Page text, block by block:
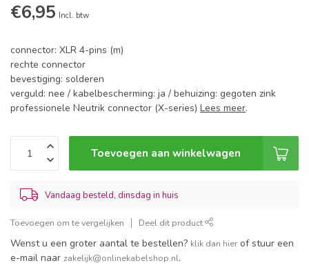
€6,95 Incl. btw
connector: XLR 4-pins (m)
rechte connector
bevestiging: solderen
verguld: nee / kabelbescherming: ja / behuizing: gegoten zink
professionele Neutrik connector (X-series) Lees meer.
Toevoegen aan winkelwagen
Vandaag besteld, dinsdag in huis
Toevoegen om te vergelijken Deel dit product
Wenst u een groter aantal te bestellen? klik dan hierof stuur een
e-mail naar zakelijk@onlinekabelshop.nl.